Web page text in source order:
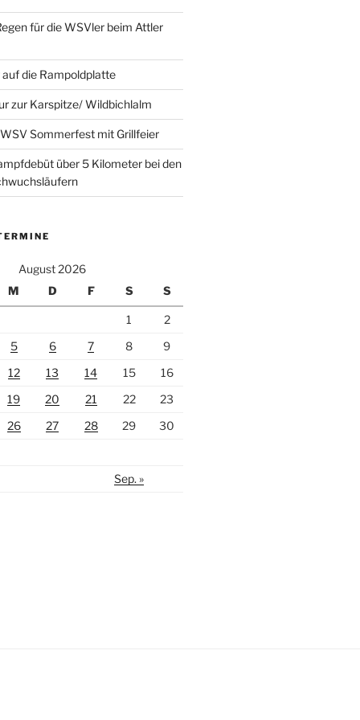
für die WSVler beim Attler
die Rampoldplatte
zur Karspitze/ Wildbichlalm
Sommerfest mit Grillfeier
über 5 Kilometer bei den
August 2026
M D F S S
1
2
5 6 7 8
9
12 13 14 15
16
19 20 21 22
23
26 27 28 29
30
Sep. »